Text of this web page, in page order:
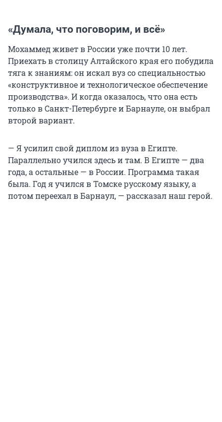
«Думала, что поговорим, и всё»
Мохаммед живет в России уже почти 10 лет.
Приехать в столицу Алтайского края его побудила
тяга к знаниям: он искал вуз со специальностью
«конструктивное и технологическое обеспечение
производства». И когда оказалось, что она есть
только в Санкт-Петербурге и Барнауле, он выбрал
второй вариант.
— Я усилил свой диплом из вуза в Египте.
Параллельно учился здесь и там. В Египте — два
года, а остальные — в России. Программа такая
была. Год я учился в Томске русскому языку, а
потом переехал в Барнаул, — рассказал наш герой.